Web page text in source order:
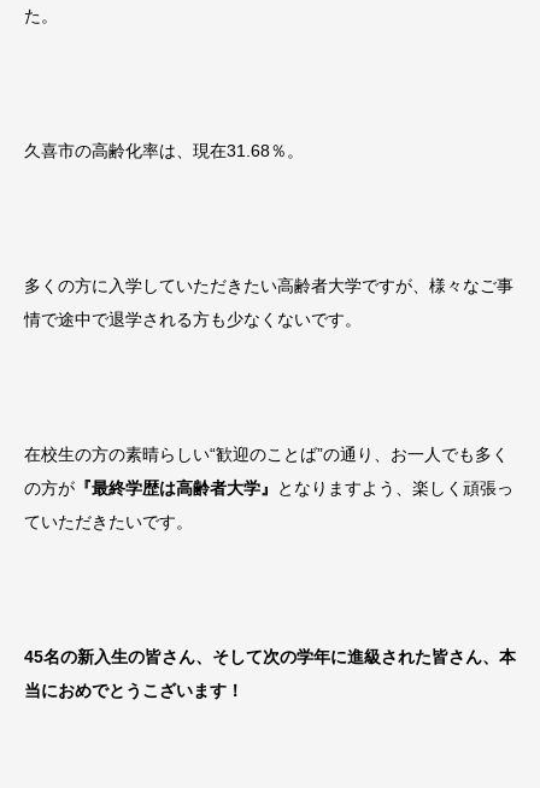
た。
久喜市の高齢化率は、現在31.68％。
多くの方に入学していただきたい高齢者大学ですが、様々なご事
情で途中で退学される方も少なくないです。
在校生の方の素晴らしい“歓迎のことば”の通り、お一人でも多く
の方が 『最終学歴は高齢者大学』
となりますよう、楽しく頑張っ
ていただきたいです。
45名の新入生の皆さん、そして次の学年に進級された皆さん、本
当におめでとうこざいます！